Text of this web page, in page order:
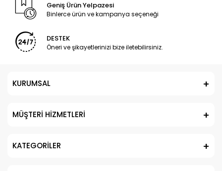
Geniş Ürün Yelpazesi
Binlerce ürün ve kampanya seçeneği
DESTEK
Öneri ve şikayetlerinizi bize iletebilirsiniz.
KURUMSAL
MÜŞTERİ HİZMETLERİ
KATEGORİLER